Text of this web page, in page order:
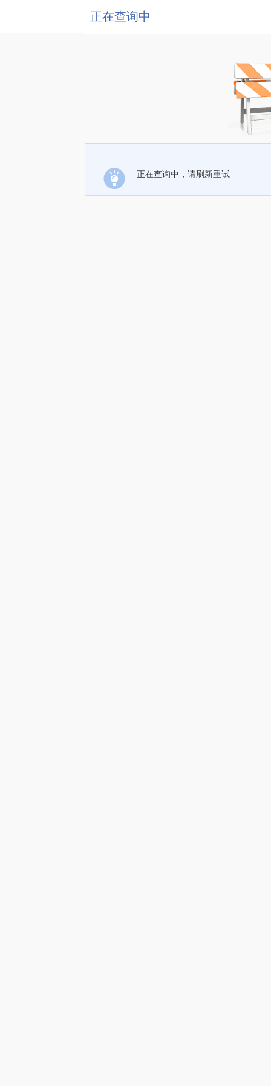
正在查询中
正在查询中，请刷新重试